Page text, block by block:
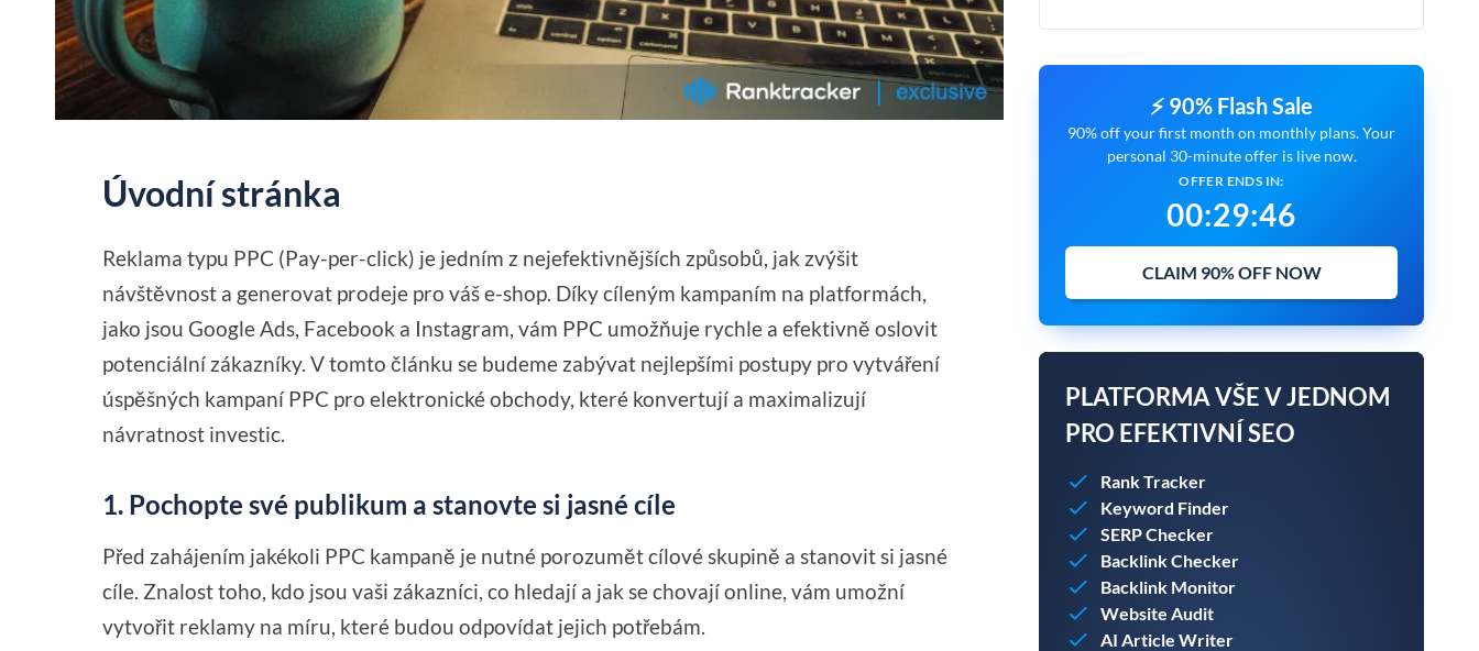
Úvodní stránka
Reklama typu PPC (Pay-per-click) je jedním z nejefektivnějších způsobů, jak zvýšit
návštěvnost a generovat prodeje pro váš e-shop. Díky cíleným kampaním na platformách,
jako jsou Google Ads, Facebook a Instagram, vám PPC umožňuje rychle a efektivně oslovit
potenciální zákazníky. V tomto článku se budeme zabývat nejlepšími postupy pro vytváření
úspěšných kampaní PPC pro elektronické obchody, které konvertují a maximalizují
návratnost investic.
1. Pochopte své publikum a stanovte si jasné cíle
Před zahájením jakékoli PPC kampaně je nutné porozumět cílové skupině a stanovit si jasné
cíle. Znalost toho, kdo jsou vaši zákazníci, co hledají a jak se chovají online, vám umožní
vytvořit reklamy na míru, které budou odpovídat jejich potřebám.
⚡ 90% Flash Sale
90% off your first month on monthly plans. Your
personal 30-minute offer is live now.
OFFER ENDS IN:
00:29:45
CLAIM 90% OFF NOW
PLATFORMA VŠE V JEDNOM
PRO EFEKTIVNÍ SEO
Rank Tracker
Keyword Finder
SERP Checker
Backlink Checker
Backlink Monitor
Website Audit
AI Article Writer